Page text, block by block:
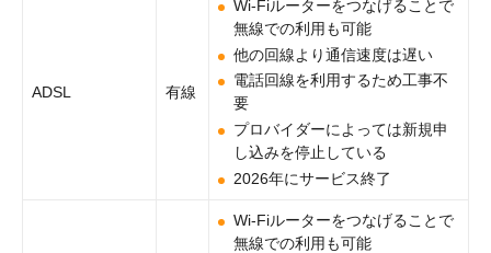
ADSL 有線
Wi-Fiルーターをつなげることで
無線での利用も可能
他の回線より通信速度は遅い
電話回線を利用するため工事不
要
プロバイダーによっては新規申
し込みを停止している
2026年にサービス終了
Wi-Fiルーターをつなげることで
無線での利用も可能